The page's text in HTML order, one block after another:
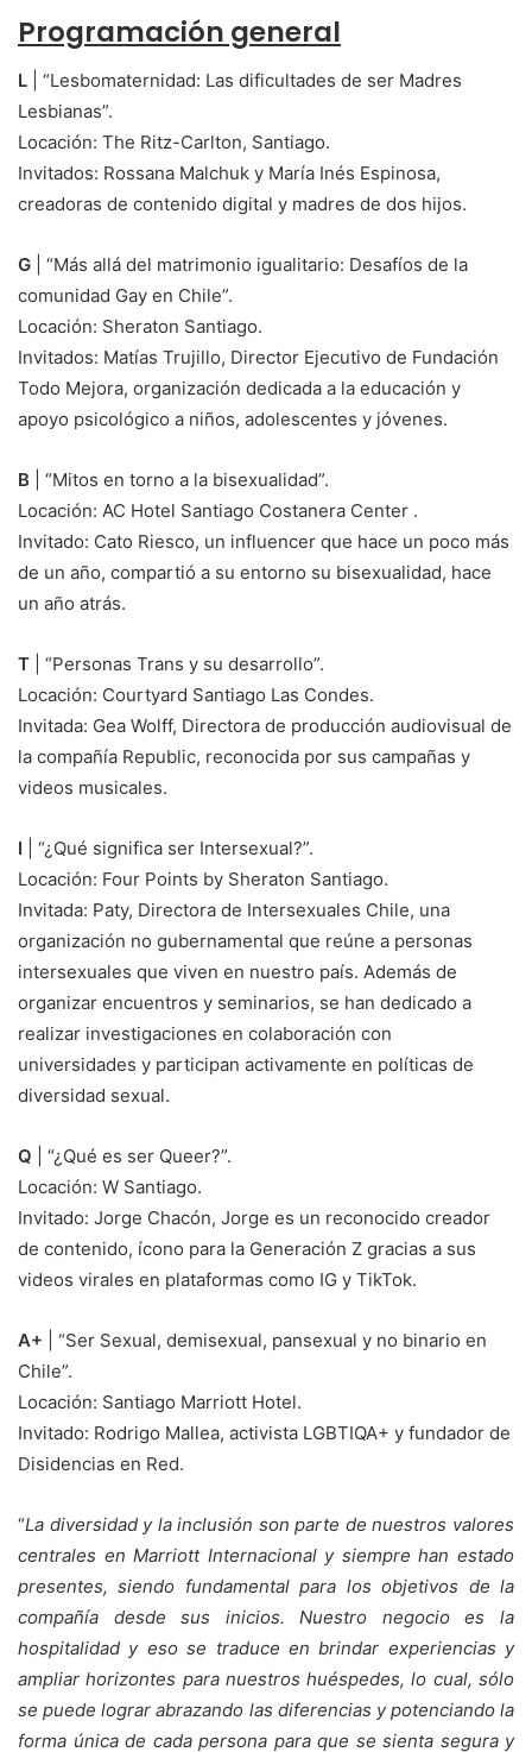
Programación general
L
| “Lesbomaternidad: Las dificultades de ser Madres
Lesbianas”.
Locación: The Ritz-Carlton, Santiago.
Invitados: Rossana Malchuk y María Inés Espinosa,
creadoras de contenido digital y madres de dos hijos.
G
| “Más allá del matrimonio igualitario: Desafíos de la
comunidad Gay en Chile”.
Locación: Sheraton Santiago.
Invitados: Matías Trujillo, Director Ejecutivo de Fundación
Todo Mejora, organización dedicada a la educación y
apoyo psicológico a niños, adolescentes y jóvenes.
B
| “Mitos en torno a la bisexualidad”.
Locación: AC Hotel Santiago Costanera Center .
Invitado: Cato Riesco, un influencer que hace un poco más
de un año, compartió a su entorno su bisexualidad, hace
un año atrás.
T
| “Personas Trans y su desarrollo”.
Locación: Courtyard Santiago Las Condes.
Invitada: Gea Wolff, Directora de producción audiovisual de
la compañía Republic, reconocida por sus campañas y
videos musicales.
I
| “¿Qué significa ser Intersexual?”.
Locación: Four Points by Sheraton Santiago.
Invitada: Paty, Directora de Intersexuales Chile, una
organización no gubernamental que reúne a personas
intersexuales que viven en nuestro país. Además de
organizar encuentros y seminarios, se han dedicado a
realizar investigaciones en colaboración con
universidades y participan activamente en políticas de
diversidad sexual.
Q
| “¿Qué es ser Queer?”.
Locación: W Santiago.
Invitado: Jorge Chacón, Jorge es un reconocido creador
de contenido, ícono para la Generación Z gracias a sus
videos virales en plataformas como IG y TikTok.
A+ | “Ser Sexual, demisexual, pansexual y no binario en
Chile”.
Locación: Santiago Marriott Hotel.
Invitado: Rodrigo Mallea, activista LGBTIQA+ y fundador de
Disidencias en Red.
“La diversidad y la inclusión son parte de nuestros valores
centrales en Marriott Internacional y siempre han estado
presentes, siendo fundamental para los objetivos de la
compañía desde sus inicios. Nuestro negocio es la
hospitalidad y eso se traduce en brindar experiencias y
ampliar horizontes para nuestros huéspedes, lo cual, sólo
se puede lograr abrazando las diferencias y potenciando la
forma única de cada persona para que se sienta segura y